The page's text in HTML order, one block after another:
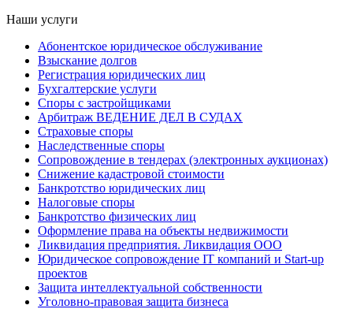
Наши услуги
Абонентское юридическое обслуживание
Взыскание долгов
Регистрация юридических лиц
Бухгалтерские услуги
Споры с застройщиками
Арбитраж ВЕДЕНИЕ ДЕЛ В СУДАХ
Страховые споры
Наследственные споры
Сопровождение в тендерах (электронных аукционах)
Снижение кадастровой стоимости
Банкротство юридических лиц
Налоговые споры
Банкротство физических лиц
Оформление права на объекты недвижимости
Ликвидация предприятия. Ликвидация ООО
Юридическое сопровождение IT компаний и Start-up
проектов
Защита интеллектуальной собственности
Уголовно-правовая защита бизнеса